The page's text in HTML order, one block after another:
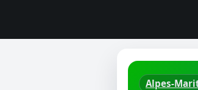
Alpes-